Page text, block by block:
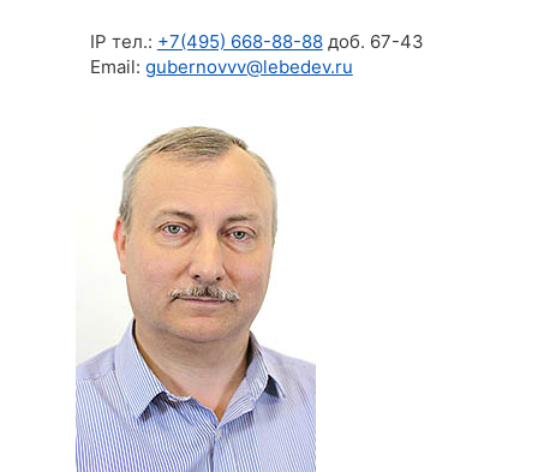
IP тел.: +7(495) 668-88-88доб. 67-43
Email: gubernovvv@lebedev.ru